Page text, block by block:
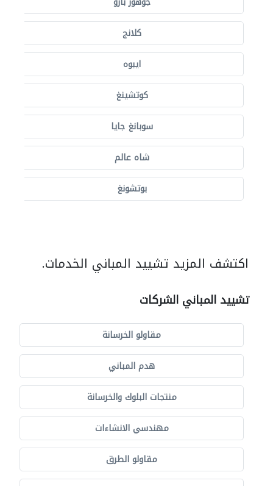
كلانج
ايبوه
كوتشينغ
سوبانغ جايا
شاه عالم
بوتشونغ
اكتشف المزيد تشييد المباني الخدمات.
تشييد المباني الشركات
مقاولو الخرسانة
هدم المباني
منتجات البلوك والخرسانة
مهندسي الانشاءات
مقاولو الطرق